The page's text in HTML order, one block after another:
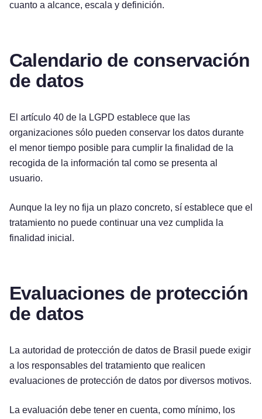
cuanto a alcance, escala y definición.
Calendario de conservación
de datos
El artículo 40 de la LGPD establece que las
organizaciones sólo pueden conservar los datos durante
el menor tiempo posible para cumplir la finalidad de la
recogida de la información tal como se presenta al
usuario.
Aunque la ley no fija un plazo concreto, sí establece que el
tratamiento no puede continuar una vez cumplida la
finalidad inicial.
Evaluaciones de protección
de datos
La autoridad de protección de datos de Brasil puede exigir
a los responsables del tratamiento que realicen
evaluaciones de protección de datos por diversos motivos.
La evaluación debe tener en cuenta, como mínimo, los